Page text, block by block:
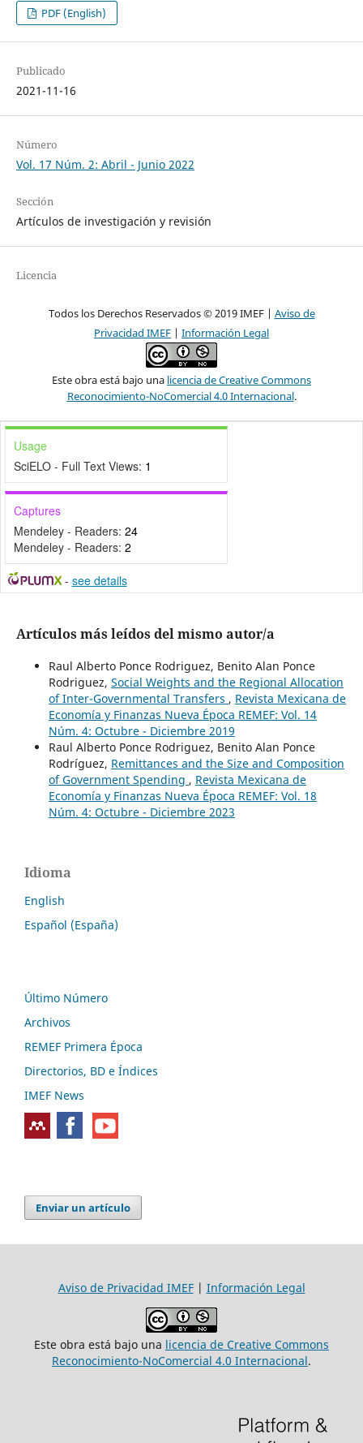
PDF (English)
Publicado
2021-11-16
Número
Vol. 17 Núm. 2: Abril - Junio 2022
Sección
Artículos de investigación y revisión
Licencia
Todos los Derechos Reservados © 2019 IMEF | Aviso de
Privacidad IMEF | Información Legal
Este obra está bajo una licencia de Creative Commons
Reconocimiento-NoComercial 4.0 Internacional.
Usage
SciELO - Full Text Views: 1
Captures
Mendeley - Readers: 24
Mendeley - Readers: 2
- see details
Artículos más leídos del mismo autor/a
Raul Alberto Ponce Rodriguez, Benito Alan Ponce
Rodriguez, Social Weights and the Regional Allocation
of Inter-Governmental Transfers , Revista Mexicana de
Economía y Finanzas Nueva Época REMEF: Vol. 14
Núm. 4: Octubre - Diciembre 2019
Raul Alberto Ponce Rodriguez, Benito Alan Ponce
Rodríguez, Remittances and the Size and Composition
of Government Spending , Revista Mexicana de
Economía y Finanzas Nueva Época REMEF: Vol. 18
Núm. 4: Octubre - Diciembre 2023
Idioma
English
Español (España)
Último Número
Archivos
REMEF Primera Época
Directorios, BD e Índices
IMEF News
Enviar un artículo
Aviso de Privacidad IMEF| Información Legal
Este obra está bajo una licencia de Creative Commons
Reconocimiento-NoComercial 4.0 Internacional.